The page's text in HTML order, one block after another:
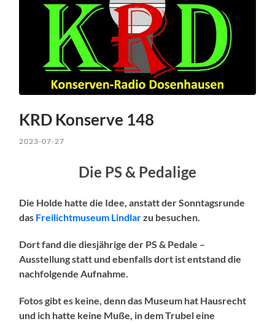
KRD Konserve 148
2023-07-27
Die PS & Pedalige
Die Holde hatte die Idee, anstatt der Sonntagsrunde
das Freilichtmuseum Lindlarzu besuchen.
Dort fand die diesjährige der PS & Pedale –
Ausstellung statt und ebenfalls dort ist entstand die
nachfolgende Aufnahme.
Fotos gibt es keine, denn das Museum hat Hausrecht
und ich hatte keine Muße, in dem Trubel eine